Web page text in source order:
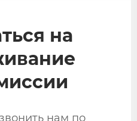
на
нам по